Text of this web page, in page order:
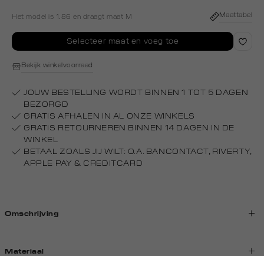
Het model is 1.86 en draagt maat M Maattabel
Selecteer maat en voeg toe
Bekijk winkelvoorraad
JOUW BESTELLING WORDT BINNEN 1 TOT 5 DAGEN
BEZORGD
GRATIS AFHALEN IN AL ONZE WINKELS
GRATIS RETOURNEREN BINNEN 14 DAGEN IN DE
WINKEL
BETAAL ZOALS JIJ WILT: O.A. BANCONTACT, RIVERTY,
APPLE PAY & CREDITCARD
Omschrijving
Materiaal